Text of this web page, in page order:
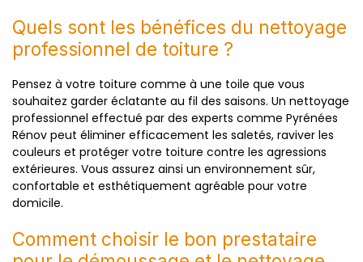
Quels sont les bénéfices du nettoyage
professionnel de toiture ?
Pensez à votre toiture comme à une toile que vous
souhaitez garder éclatante au fil des saisons. Un nettoyage
professionnel effectué par des experts comme Pyrénées
Rénov peut éliminer efficacement les saletés, raviver les
couleurs et protéger votre toiture contre les agressions
extérieures. Vous assurez ainsi un environnement sûr,
confortable et esthétiquement agréable pour votre
domicile.
Comment choisir le bon prestataire